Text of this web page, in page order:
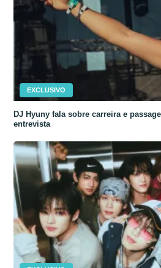
EXCLUSIVO
DJ Hyuny fala sobre carreira e
entrevista